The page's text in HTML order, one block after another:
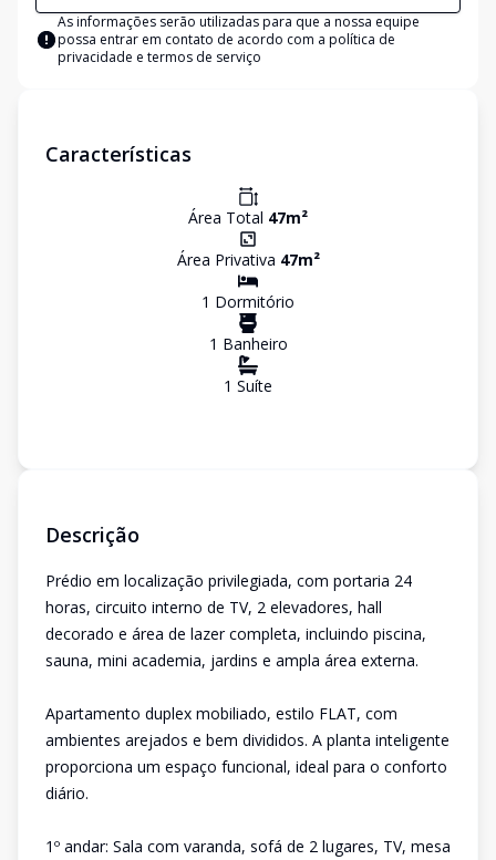
As informações serão utilizadas para que a nossa equipe
possa entrar em contato de acordo com a política de
privacidade e termos de serviço
Características
Área Total 47m²
Área Privativa 47m²
1 Dormitório
1 Banheiro
1 Suíte
Descrição
Prédio em localização privilegiada, com portaria 24
horas, circuito interno de TV, 2 elevadores, hall
decorado e área de lazer completa, incluindo piscina,
sauna, mini academia, jardins e ampla área externa.
Apartamento duplex mobiliado, estilo FLAT, com
ambientes arejados e bem divididos. A planta inteligente
proporciona um espaço funcional, ideal para o conforto
diário.
1º andar: Sala com varanda, sofá de 2 lugares, TV, mesa